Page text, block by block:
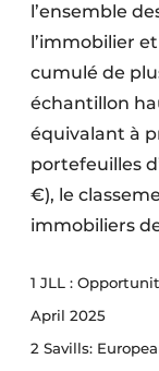
l’ensemble
l’immobilier
cumulé de
échantillon
équivalant à
portefeuilles
€), le
immobiliers
1 JLL :
April 2025
2 Savills: